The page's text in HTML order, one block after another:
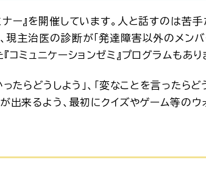
ー』を開催しています。人と話すのは苦手
現主治医の診断が「発達障害以外のメンバ
ミュニケーションゼミ』プログラムもありま
たらどうしよう」、「変なことを言ったらど
出来るよう、最初にクイズやゲーム等のウ